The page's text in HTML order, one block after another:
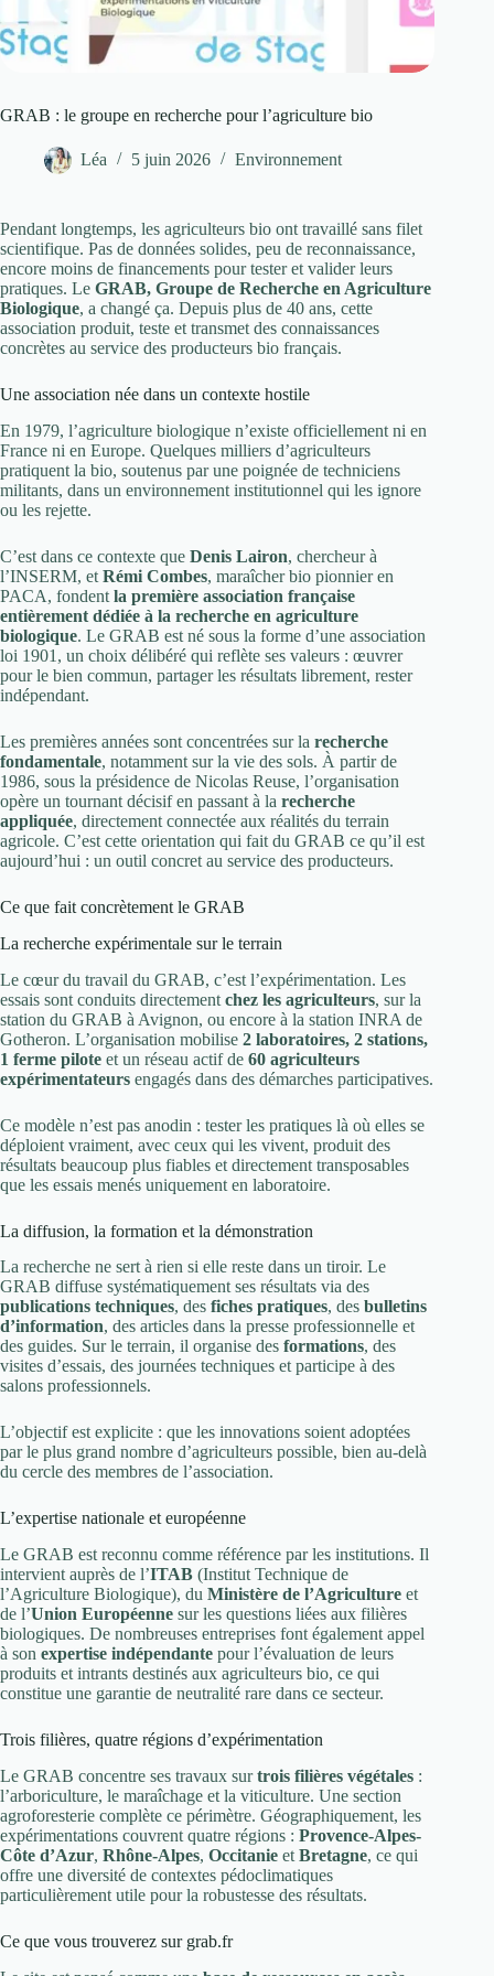
GRAB : le groupe en recherche pour l’agriculture bio
Léa 5 juin 2026 Environnement
Pendant longtemps, les agriculteurs bio ont travaillé sans filet
scientifique. Pas de données solides, peu de reconnaissance,
encore moins de financements pour tester et valider leurs
pratiques. Le GRAB, Groupe de Recherche en Agriculture
Biologique, a changé ça. Depuis plus de 40 ans, cette
association produit, teste et transmet des connaissances
concrètes au service des producteurs bio français.
Une association née dans un contexte hostile
En 1979, l’agriculture biologique n’existe officiellement ni en
France ni en Europe. Quelques milliers d’agriculteurs
pratiquent la bio, soutenus par une poignée de techniciens
militants, dans un environnement institutionnel qui les ignore
ou les rejette.
C’est dans ce contexte que Denis Lairon, chercheur à
l’INSERM, et Rémi Combes, maraîcher bio pionnier en
PACA, fondent la première association française
entièrement dédiée à la recherche en agriculture
biologique. Le GRAB est né sous la forme d’une association
loi 1901, un choix délibéré qui reflète ses valeurs : œuvrer
pour le bien commun, partager les résultats librement, rester
indépendant.
Les premières années sont concentrées sur la recherche
fondamentale, notamment sur la vie des sols. À partir de
1986, sous la présidence de Nicolas Reuse, l’organisation
opère un tournant décisif en passant à la recherche
appliquée, directement connectée aux réalités du terrain
agricole. C’est cette orientation qui fait du GRAB ce qu’il est
aujourd’hui : un outil concret au service des producteurs.
Ce que fait concrètement le GRAB
La recherche expérimentale sur le terrain
Le cœur du travail du GRAB, c’est l’expérimentation. Les
essais sont conduits directement chez les agriculteurs, sur la
station du GRAB à Avignon, ou encore à la station INRA de
Gotheron. L’organisation mobilise 2 laboratoires, 2 stations,
1 ferme pilote et un réseau actif de 60 agriculteurs
expérimentateurs engagés dans des démarches participatives.
Ce modèle n’est pas anodin : tester les pratiques là où elles se
déploient vraiment, avec ceux qui les vivent, produit des
résultats beaucoup plus fiables et directement transposables
que les essais menés uniquement en laboratoire.
La diffusion, la formation et la démonstration
La recherche ne sert à rien si elle reste dans un tiroir. Le
GRAB diffuse systématiquement ses résultats via des
publications techniques, des fiches pratiques, des bulletins
d’information, des articles dans la presse professionnelle et
des guides. Sur le terrain, il organise des formations, des
visites d’essais, des journées techniques et participe à des
salons professionnels.
L’objectif est explicite : que les innovations soient adoptées
par le plus grand nombre d’agriculteurs possible, bien au-delà
du cercle des membres de l’association.
L’expertise nationale et européenne
Le GRAB est reconnu comme référence par les institutions. Il
intervient auprès de l’ITAB (Institut Technique de
l’Agriculture Biologique), du Ministère de l’Agriculture et
de l’Union Européenne sur les questions liées aux filières
biologiques. De nombreuses entreprises font également appel
à son expertise indépendante pour l’évaluation de leurs
produits et intrants destinés aux agriculteurs bio, ce qui
constitue une garantie de neutralité rare dans ce secteur.
Trois filières, quatre régions d’expérimentation
Le GRAB concentre ses travaux surtrois filières végétales :
l’arboriculture, le maraîchage et la viticulture. Une section
agroforesterie complète ce périmètre. Géographiquement, les
expérimentations couvrent quatre régions : Provence-Alpes-
Côte d’Azur, Rhône-Alpes, Occitanie et Bretagne, ce qui
offre une diversité de contextes pédoclimatiques
particulièrement utile pour la robustesse des résultats.
Ce que vous trouverez sur grab.fr